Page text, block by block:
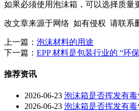
如果必须使用泡沫箱，可以选择质量
改文章来源于网络 如有侵权 请联系
上一篇： 泡沫材料的用途
下一篇： EPP 材料是包装行业的 “环
推荐资讯
2026-06-23 泡沫箱是否挥发有
2026-06-23 泡沫箱是否挥发有